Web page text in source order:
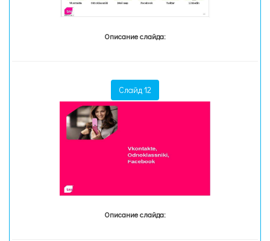
Описание слайда:
Слайд 12
Описание слайда: